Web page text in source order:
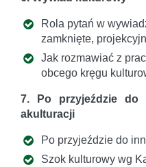
Rola pytań w
zamknięte,
Jak rozmawiać z
obcego kręgu
7. Po przyjeździe do
akulturacji
Po przyjeździe do
Szok kulturowy wg